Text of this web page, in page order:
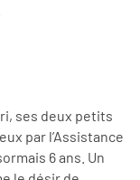
ses deux petits
par l’Assistance
6 ans. Un